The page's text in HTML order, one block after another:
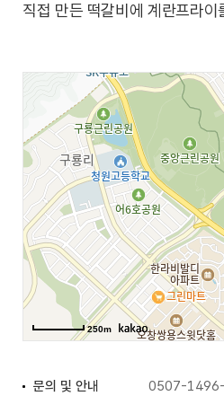
직접 만든 떡갈비에 계란프라
250m
문의 및 안내 0507-